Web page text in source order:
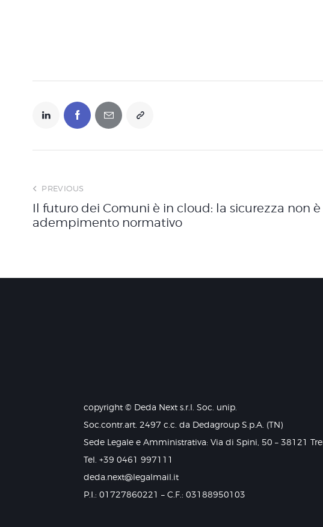
o
PREVIOUS
Il futuro dei Comuni è in cloud: la sicurezza non è
adempimento normativo
copyright © Deda Next s.r.l. Soc. unip.
Soc.contr.art. 2497 c.c. da Dedagroup S.p.A. (TN)
Sede Legale e Amministrativa: Via di Spini, 50 – 38121
Tel. +39 0461 997111
deda.next@legalmail.it
P.I.: 01727860221 – C.F.: 03188950103